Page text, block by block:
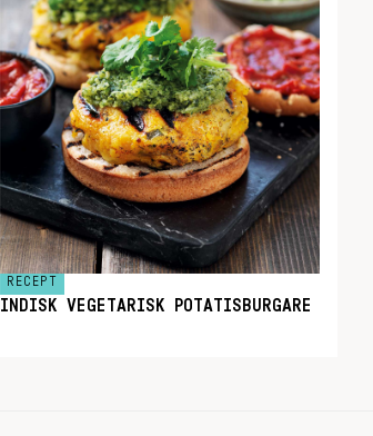
RECEPT
INDISK VEGETARISK POTATISBURGARE